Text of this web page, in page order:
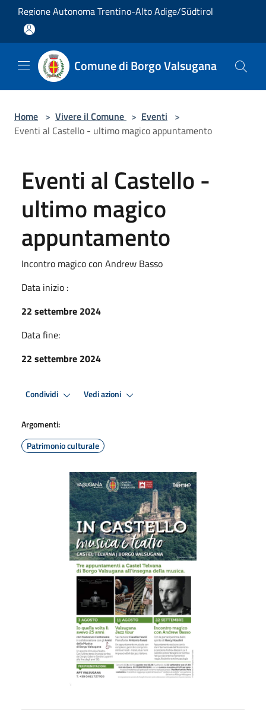
Salta al contenuto principale
Regione Autonoma Trentino-Alto Adige/Südtirol
Comune di Borgo Valsugana
Home > Vivere il Comune > Eventi >
Eventi al Castello - ultimo magico appuntamento
Eventi al Castello -
ultimo magico
appuntamento
Incontro magico con Andrew Basso
Data inizio :
22 settembre 2024
Data fine:
22 settembre 2024
Condividi Vedi azioni
Argomenti:
Patrimonio culturale